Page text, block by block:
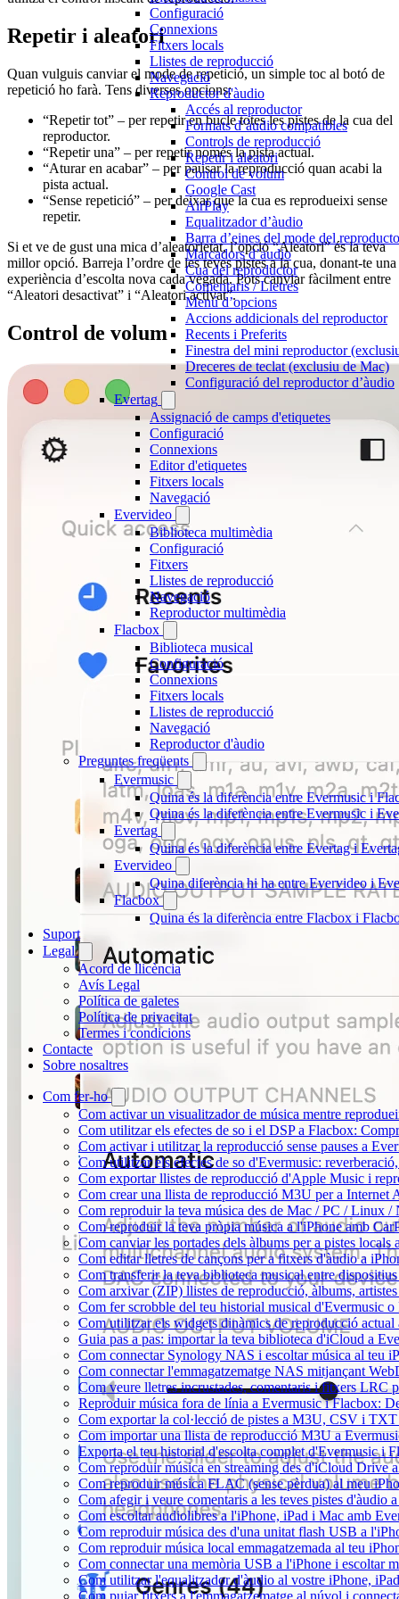
Configuració
Connexions
Fitxers locals
Llistes de reproducció
Navegació
Reproductor d'àudio
Accés al reproductor
Formats d’àudio compatibles
Controls de reproducció
Repetir i aleatori
Control de volum
Google Cast
AirPlay
Equalitzador d’àudio
Barra d’eines del mode del
Marcadors d’àudio
Cua del reproductor
Comentaris / Lletres
Menú d’opcions
Accions addicionals del reproductor
Recents i Preferits
Finestra del mini reproductor
Dreceres de teclat (exclusiu de Mac)
Configuració del reproductor d’àudio
Evertag
Assignació de camps d'etiquetes
Configuració
Connexions
Editor d'etiquetes
Fitxers locals
Navegació
Evervideo
Biblioteca multimèdia
Configuració
Fitxers
Llistes de reproducció
Navegació
Reproductor multimèdia
Flacbox
Biblioteca musical
Configuració
Connexions
Fitxers locals
Llistes de reproducció
Navegació
Reproductor d'àudio
Preguntes freqüents
Evermusic
Quina és la diferència entre Evermusic i
Quina és la diferència entre Evermusic i
Evertag
Quina és la diferència entre Evertag i
Evervideo
Quina diferència hi ha entre Evervideo i
Flacbox
Quina és la diferència entre Flacbox i
Suport
Legal
Acord de llicència
Avís Legal
Política de galetes
Política de privacitat
Termes i condicions
Contacte
Sobre nosaltres
Com fer-ho
Com activar un visualitzador de música mentre
Com utilitzar els efectes de so i el DSP a Flacbox:
Com activar i utilitzar la reproducció sense pauses a
Com utilitzar els efectes de so d'Evermusic:
Com exportar llistes de reproducció d'Apple Music i
Com crear una llista de reproducció M3U per a
Com reproduir la teva música des de Mac / PC /
Com reproduir la teva pròpia música a l'iPhone amb
Com canviar les portades dels àlbums per a pistes
Com editar lletres de cançons per a fitxers d'àudio a
Com transferir la teva biblioteca musical entre
Com arxivar (ZIP) llistes de reproducció, àlbums,
Com fer scrobble del teu historial musical d'Evermusic
Com utilitzar els widgets dinàmics de reproducció
Guia pas a pas: importar la teva biblioteca d'iCloud a
Com connectar Synology NAS i escoltar música al teu
Com connectar l'emmagatzematge NAS mitjançant
Com veure lletres incrustades, comentaris i fitxers LRC
Reproduir música fora de línia a Evermusic i Flacbox:
Com exportar la col·lecció de pistes a M3U, CSV i
Com importar una llista de reproducció M3U a
Exporta el teu historial d'escolta complet d'Evermusic i
Com reproduir música en streaming des d'iCloud Drive
Com reproduir música FLAC (sense pèrdua) al meu
Com afegir i veure comentaris a les teves pistes
Com escoltar audiolibres a l'iPhone, iPad i Mac amb
Com reproduir música des d'una unitat flash USB a
Com reproduir música local emmagatzemada al teu
Com connectar una memòria USB a l'iPhone i escoltar
Com utilitzar l'equalitzador d'àudio al vostre iPhone,
Com pujar fitxers a l'emmagatzematge al núvol i
Repetir i aleatori
Quan vulguis canviar el mode de repetició, un simple toc al botó de
repetició ho farà. Tens diverses opcions:
“Repetir tot” – per repetir en bucle totes les pistes de la cua del
reproductor.
“Repetir una” – per repetir només la pista actual.
“Aturar en acabar” – per pausar la reproducció quan acabi la
pista actual.
“Sense repetició” – per deixar que la cua es reprodueixi sense
repetir.
Si et ve de gust una mica d’aleatorietat, l’opció “Aleatori” és la teva
millor opció. Barreja l’ordre de les teves pistes a la cua, donant-te una
experiència d’escolta nova cada vegada. Pots canviar fàcilment entre
“Aleatori desactivat” i “Aleatori activat”.
Control de volum